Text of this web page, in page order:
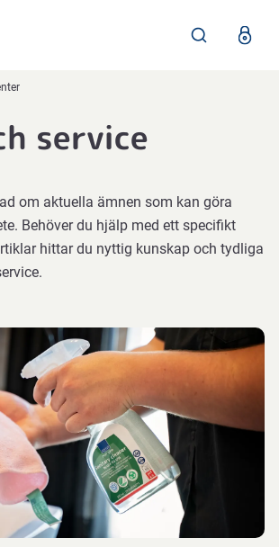
service
om aktuella ämnen som kan göra
Behöver du hjälp med ett specifikt
hittar du nyttig kunskap och tydliga